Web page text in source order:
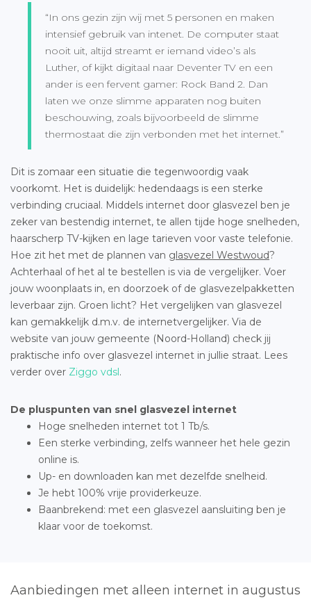
“In ons gezin zijn wij met 5 personen en maken
intensief gebruik van intenet. De computer staat
nooit uit, altijd streamt er iemand video’s als
Luther, of kijkt digitaal naar Deventer TV en een
ander is een fervent gamer: Rock Band 2. Dan
laten we onze slimme apparaten nog buiten
beschouwing, zoals bijvoorbeeld de slimme
thermostaat die zijn verbonden met het internet.”
Dit is zomaar een situatie die tegenwoordig vaak
voorkomt. Het is duidelijk: hedendaags is een sterke
verbinding cruciaal. Middels internet door glasvezel ben je
zeker van bestendig internet, te allen tijde hoge snelheden,
haarscherp TV-kijken en lage tarieven voor vaste telefonie.
Hoe zit het met de plannen van glasvezel Westwoud?
Achterhaal of het al te bestellen is via de vergelijker. Voer
jouw woonplaats in, en doorzoek of de glasvezelpakketten
leverbaar zijn. Groen licht? Het vergelijken van glasvezel
kan gemakkelijk d.m.v. de internetvergelijker. Via de
website van jouw gemeente (Noord-Holland) check jij
praktische info over glasvezel internet in jullie straat. Lees
verder over Ziggo vdsl.
De pluspunten van snel glasvezel internet
Hoge snelheden internet tot 1 Tb/s.
Een sterke verbinding, zelfs wanneer het hele gezin
online is.
Up- en downloaden kan met dezelfde snelheid.
Je hebt 100% vrije providerkeuze.
Baanbrekend: met een glasvezel aansluiting ben je
klaar voor de toekomst.
Aanbiedingen met alleen internet in augustus